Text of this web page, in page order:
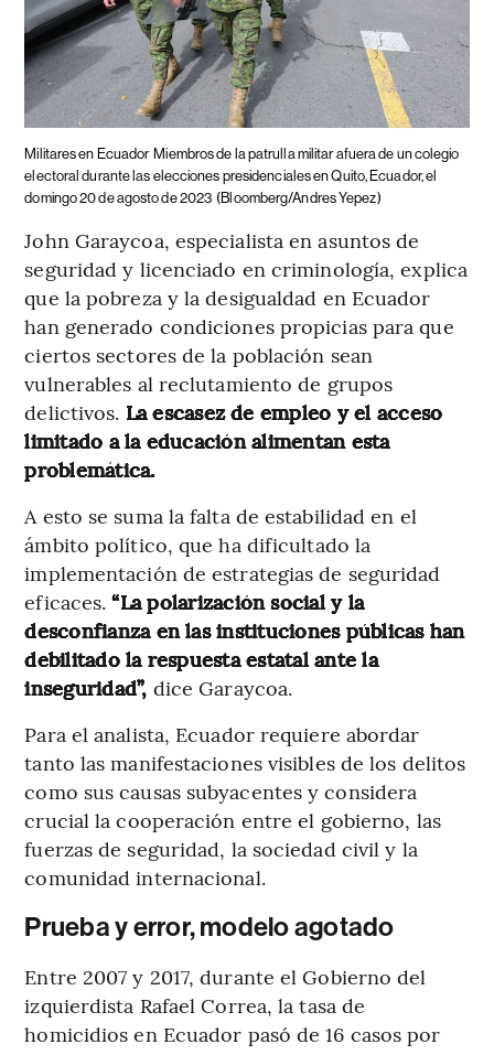
Militares en Ecuador Miembros de la patrulla militar afuera de un colegio
electoral durante las elecciones presidenciales en Quito, Ecuador, el
domingo 20 de agosto de 2023 (Bloomberg/Andres Yepez)
John Garaycoa, especialista en asuntos de
seguridad y licenciado en criminología, explica
que la pobreza y la desigualdad en Ecuador
han generado condiciones propicias para que
ciertos sectores de la población sean
vulnerables al reclutamiento de grupos
delictivos. La escasez de empleo y el acceso
limitado a la educación alimentan esta
problemática.
A esto se suma la falta de estabilidad en el
ámbito político, que ha dificultado la
implementación de estrategias de seguridad
eficaces.“La polarización social y la
desconfianza en las instituciones públicas han
debilitado la respuesta estatal ante la
inseguridad”, dice Garaycoa.
Para el analista, Ecuador requiere abordar
tanto las manifestaciones visibles de los delitos
como sus causas subyacentes y considera
crucial la cooperación entre el gobierno, las
fuerzas de seguridad, la sociedad civil y la
comunidad internacional.
Prueba y error, modelo agotado
Entre 2007 y 2017, durante el Gobierno del
izquierdista Rafael Correa, la tasa de
homicidios en Ecuador pasó de 16 casos por